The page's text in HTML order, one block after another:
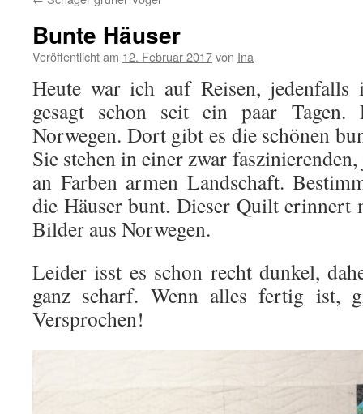
Bunte Häuser
Veröffentlicht am 12. Februar 2017von Ina
Heute war ich auf Reisen, jedenfalls
gesagt schon seit ein paar
Norwegen. Dort gibt es die schönen
Sie stehen in einer zwar
an Farben armen Landschaft.
die Häuser bunt. Dieser Quilt erinnert
Bilder aus Norwegen.
Leider isst es schon recht dunkel,
ganz scharf. Wenn alles fertig ist,
Versprochen!